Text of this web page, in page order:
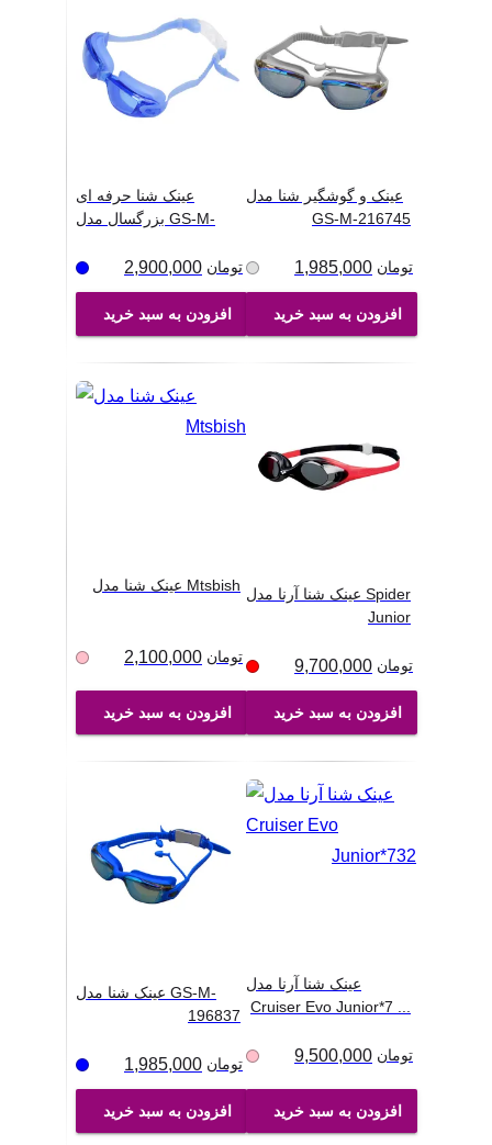
عینک شنا حرفه ای
بزرگسال مدل GS-M-
2,900,000 تومان
افزودن به سبد خرید
عینک و گوشگیر شنا مدل
GS-M-216745
1,985,000 تومان
افزودن به سبد خرید
عینک شنا مدل Mtsbish
2,100,000 تومان
افزودن به سبد خرید
عینک شنا آرنا مدل Spider
Junior
9,700,000 تومان
افزودن به سبد خرید
عینک شنا مدل GS-M-
196837
1,985,000 تومان
افزودن به سبد خرید
عینک شنا آرنا مدل
Cruiser Evo Junior*7
9,500,000 تومان
افزودن به سبد خرید